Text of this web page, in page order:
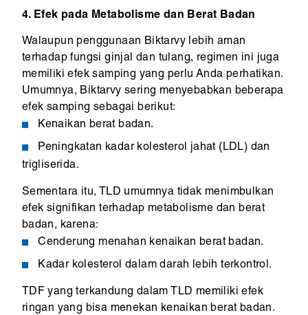
4. Efek pada Metabolisme dan Berat Badan
Walaupun penggunaan Biktarvy lebih aman
terhadap fungsi ginjal dan tulang, regimen ini juga
memiliki efek samping yang perlu Anda perhatikan.
Umumnya, Biktarvy sering menyebabkan beberapa
efek samping sebagai berikut:
Kenaikan berat badan.
Peningkatan kadar kolesterol jahat (LDL) dan
trigliserida.
Sementara itu, TLD umumnya tidak menimbulkan
efek signifikan terhadap metabolisme dan berat
badan, karena:
Cenderung menahan kenaikan berat badan.
Kadar kolesterol dalam darah lebih terkontrol.
TDF yang terkandung dalam TLD memiliki efek
ringan yang bisa menekan kenaikan berat badan.